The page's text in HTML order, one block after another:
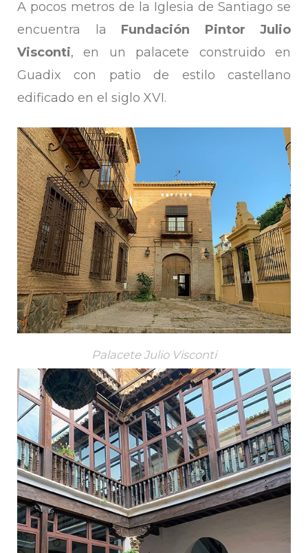
A pocos metros de la Iglesia de Santiago se
encuentra la Fundación Pintor Julio
Visconti, en un palacete construido en
Guadix con patio de estilo castellano
edificado en el siglo XVI.
Palacete Julio Visconti